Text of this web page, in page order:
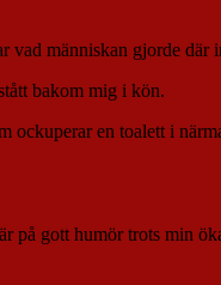
vad människan gjorde där
bakom mig i kön.
ockuperar en toalett i
på gott humör trots min